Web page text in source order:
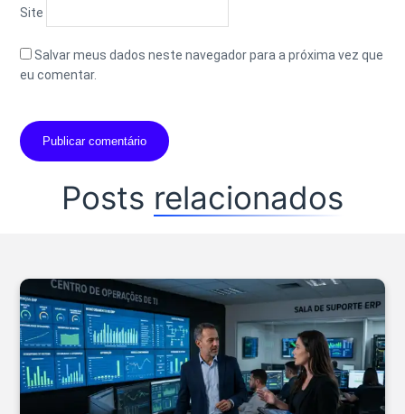
Site
Salvar meus dados neste navegador para a próxima vez que
eu comentar.
Posts relacionados